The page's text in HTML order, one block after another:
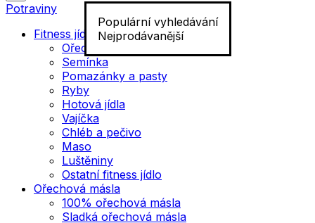
Populární vyhledávání
Nejprodávanější
Potraviny
Fitness jídlo
Ořechy
Semínka
Pomazánky a pasty
Ryby
Hotová jídla
Vajíčka
Chléb a pečivo
Maso
Luštěniny
Ostatní fitness jídlo
Ořechová másla
100% ořechová másla
Sladká ořechová másla